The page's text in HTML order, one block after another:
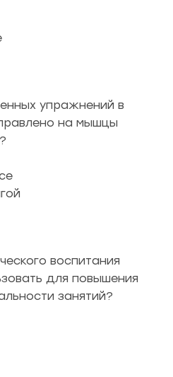
упражнений в
на мышцы
воспитания
для повышения
занятий?